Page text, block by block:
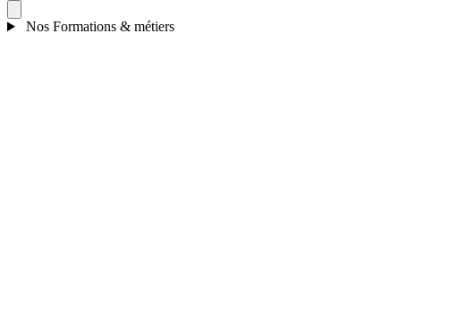
Nos Formations & métiers